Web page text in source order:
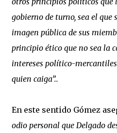
gobierno de turno, sea el que
imagen pública de sus
principio ético que no sea la
intereses político-
quien caiga”..
En este sentido Gómez
odio personal que Delgado